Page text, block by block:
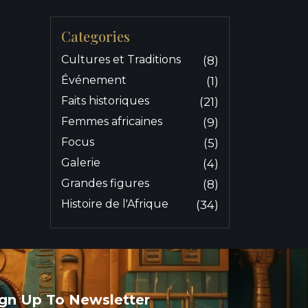
Categories
Cultures et Traditions (8)
Événement (1)
Faits historiques (21)
Femmes africaines (9)
Focus (5)
Galerie (4)
Grandes figures (8)
Histoire de l'Afrique (34)
Up To Newsletter